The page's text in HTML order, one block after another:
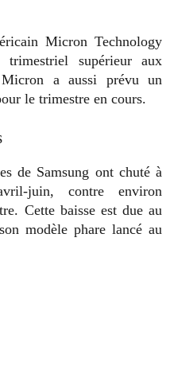
Micron Technology
supérieur aux
a aussi prévu un
le trimestre en cours.
de Samsung ont chuté à
juin, contre environ
Cette baisse est due au
modèle phare lancé au